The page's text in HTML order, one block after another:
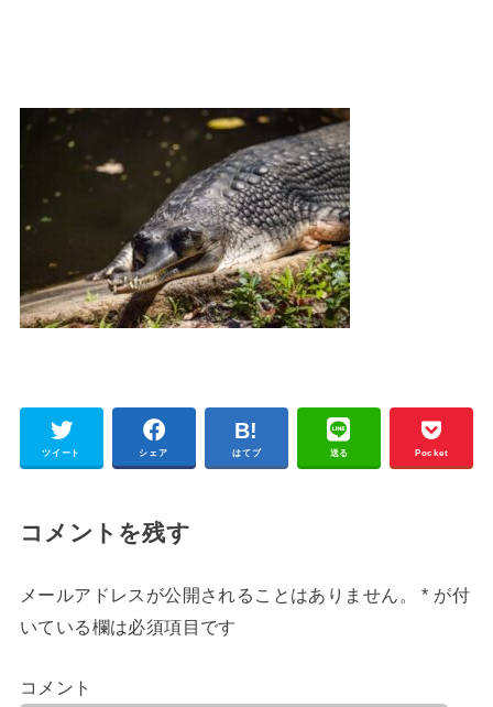
ツイート シェア はてブ 送る Pocket
コメントを残す
メールアドレスが公開されることはありません。 * が付
いている欄は必須項目です
コメント